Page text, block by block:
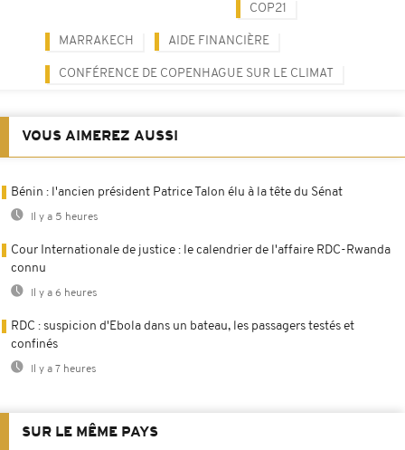
COP21
MARRAKECH AIDE FINANCIÈRE
CONFÉRENCE DE COPENHAGUE SUR LE CLIMAT
VOUS AIMEREZ AUSSI
Bénin : l'ancien président Patrice Talon élu à la tête du Sénat
Il y a 5 heures
Cour Internationale de justice : le calendrier de l'affaire RDC-Rwanda
connu
Il y a 6 heures
RDC : suspicion d'Ebola dans un bateau, les passagers testés et
confinés
Il y a 7 heures
SUR LE MÊME PAYS